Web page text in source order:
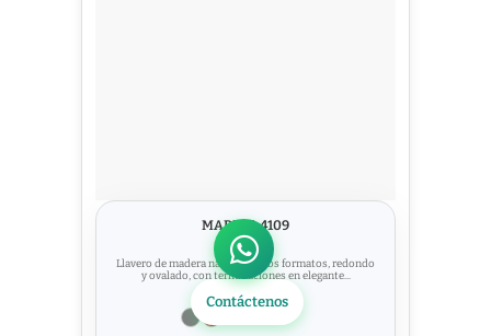
MARBEL 4109
Llavero de madera natural en dos formatos, redondo
y ovalado, con terminaciones en elegante...
Contáctenos